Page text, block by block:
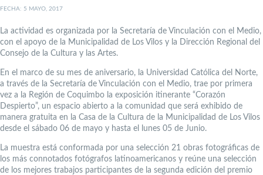
FECHA: 5 MAYO, 2017
La actividad es organizada por la Secretaría de Vinculación con el Medio,
con el apoyo de la Municipalidad de Los Vilos y la Dirección Regional del
Consejo de la Cultura y las Artes.
En el marco de su mes de aniversario, la Universidad Católica del Norte,
a través de la Secretaría de Vinculación con el Medio, trae por primera
vez a la Región de Coquimbo la exposición itinerante “Corazón
Despierto”, un espacio abierto a la comunidad que será exhibido de
manera gratuita en la Casa de la Cultura de la Municipalidad de Los Vilos
desde el sábado 06 de mayo y hasta el lunes 05 de Junio.
La muestra está conformada por una selección 21 obras fotográficas de
los más connotados fotógrafos latinoamericanos y reúne una selección
de los mejores trabajos participantes de la segunda edición del premio